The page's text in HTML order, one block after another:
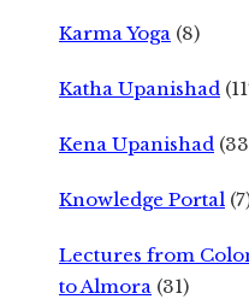
Karma Yoga (8)
Katha Upanishad
Kena Upanishad
Knowledge Portal
Lectures from
to Almora (31)